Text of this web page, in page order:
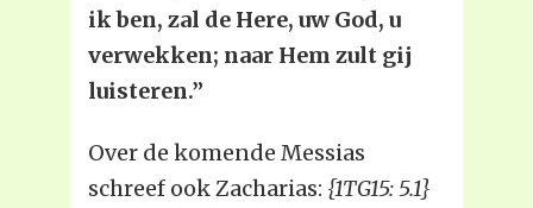
ik ben, zal de Here, uw God, u
verwekken; naar Hem zult gij
luisteren.”
Over de komende Messias
schreef ook Zacharias: {1TG15: 5.1}